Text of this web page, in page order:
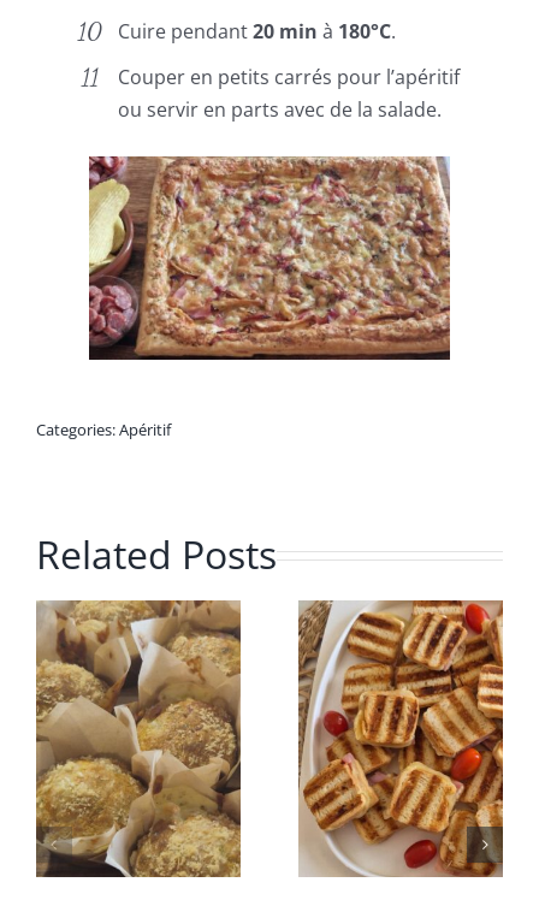
Cuire pendant20 min à 180°C.
Couper en petits carrés pour l’apéritif
ou servir en parts avec de la salade.
Categories:Apéritif
Related Posts